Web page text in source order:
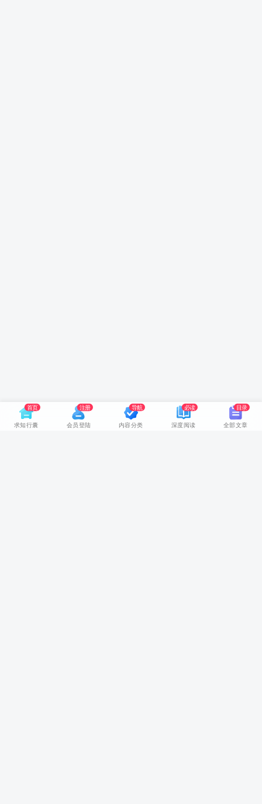
求知行囊
首页
会员登陆
注册
内容分类
导航
深度阅读
必读
全部文章
目录